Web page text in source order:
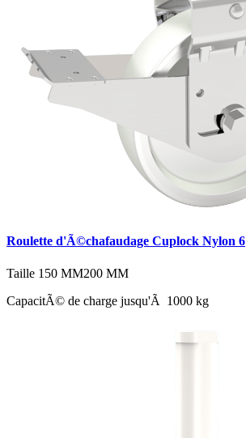
Roulette d'Ã©chafaudage Cuplock Nylon 6
Taille 150 MM200 MM
CapacitÃ© de charge jusqu'Ã 1000 kg